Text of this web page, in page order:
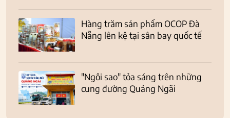
Hàng trăm sản phẩm OCOP Đà
Nẵng lên kệ tại sân bay quốc tế
"Ngôi sao" tỏa sáng trên những
cung đường Quảng Ngãi